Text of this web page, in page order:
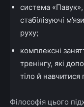
система
стабілізуючі
руху;
комплексні
тренінгу, які
тіло й
Філософія цього